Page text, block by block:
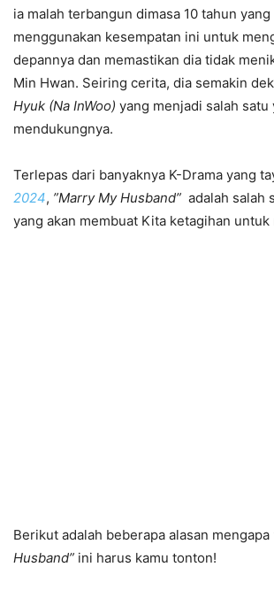
ia malah terbangun dimasa 10 tahun
menggunakan kesempatan ini untuk
depannya dan memastikan dia tidak
Min Hwan. Seiring cerita, dia semakin
Hyuk (Na InWoo) yang menjadi salah satu
mendukungnya.
Terlepas dari banyaknya K-Drama yang
2024, ”Marry My Husband” adalah salah
yang akan membuat Kita ketagihan untuk
Berikut adalah beberapa alasan mengapa
Husband” ini harus kamu tonton!